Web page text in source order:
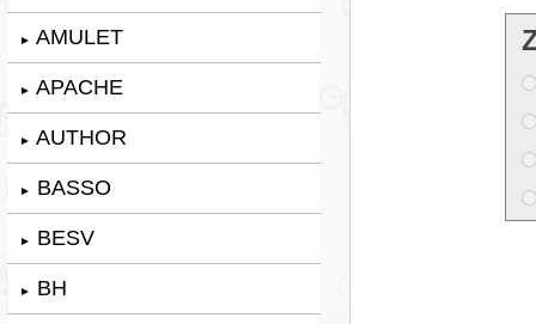
► AMULET
► APACHE
► AUTHOR
► BASSO
► BESV
► BH